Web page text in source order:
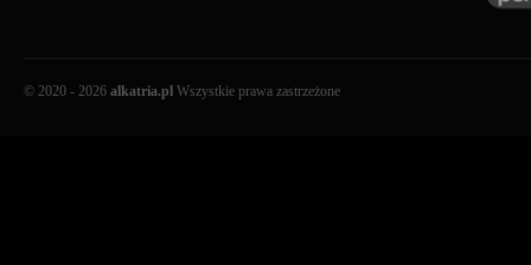
© 2020 - 2026 alkatria.pl Wszystkie prawa zastrzeżone